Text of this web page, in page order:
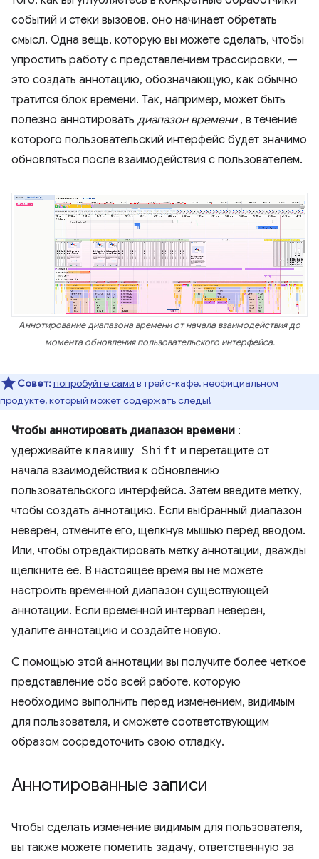
событий и стеки вызовов, оно начинает обретать
смысл. Одна вещь, которую вы можете сделать, чтобы
упростить работу с представлением трассировки, —
это создать аннотацию, обозначающую, как обычно
тратится блок времени. Так, например, может быть
полезно аннотировать диапазон времени, в течение
которого пользовательский интерфейс будет значимо
обновляться после взаимодействия с пользователем.
Аннотирование диапазона времени от начала взаимодействия до
момента обновления пользовательского интерфейса.
Совет:попробуйте сами в трейс-кафе, неофициальном
продукте, который может содержать следы!
Чтобы аннотировать диапазон времени :
удерживайте клавишу Shift и перетащите от
начала взаимодействия к обновлению
пользовательского интерфейса. Затем введите метку,
чтобы создать аннотацию. Если выбранный диапазон
неверен, отмените его, щелкнув мышью перед вводом.
Или, чтобы отредактировать метку аннотации, дважды
щелкните ее. В настоящее время вы не можете
настроить временной диапазон существующей
аннотации. Если временной интервал неверен,
удалите аннотацию и создайте новую.
С помощью этой аннотации вы получите более четкое
представление обо всей работе, которую
необходимо выполнить перед изменением, видимым
для пользователя, и сможете соответствующим
образом сосредоточить свою отладку.
Аннотированные записи
Чтобы сделать изменение видимым для пользователя,
вы также можете пометить задачу, ответственную за